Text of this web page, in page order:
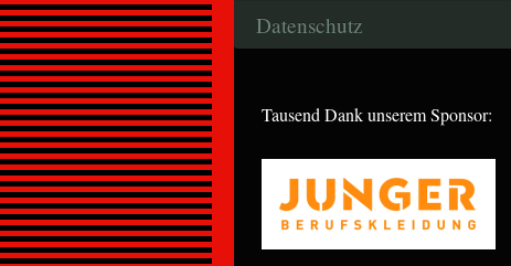
Datenschutz
Tausend Dank unserem Sponsor: